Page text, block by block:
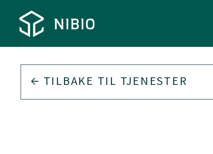
TILBAKE TIL TJENESTER